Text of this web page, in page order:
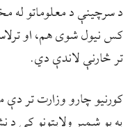
د سرچینې د معلوماتو له
کس نیول شوی هم، او
تر څارنې لاندې دي.
کورنیو چارو وزارت تر